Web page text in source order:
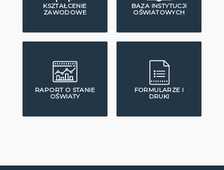
KSZTAŁCENIE
ZAWODOWE
BAZA INSTYTUCJI
OŚWIATOWYCH
RAPORT O STANIE
OŚWIATY
FORMULARZE I
DRUKI